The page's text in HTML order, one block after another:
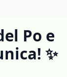
Po e
✨